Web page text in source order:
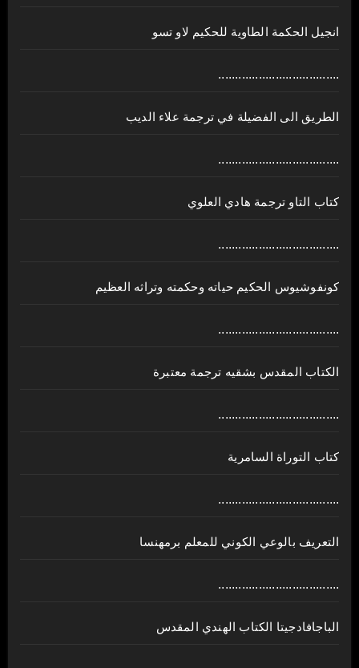
انجيل الحكمة الطاوية للحكيم لاو تسو
....................................
الطريق الى الفضيلة في ترجمة علاء الديب
....................................
كتاب التاو ترجمة هادي العلوي
....................................
كونفوشيوس الحكيم حياته وحكمته وتراثه العظيم
....................................
الكتاب المقدس بشقيه ترجمة معتبرة
....................................
كتاب التوراة السامرية
....................................
ﺍﻟﺘﻌﺮﻳﻒ ﺑﺎﻟﻮﻋﻲ ﺍﻟﻜﻮﻧﻲ للمعلم برمهنسا
....................................
الباجافادجيتا الكتاب الهندي المقدس